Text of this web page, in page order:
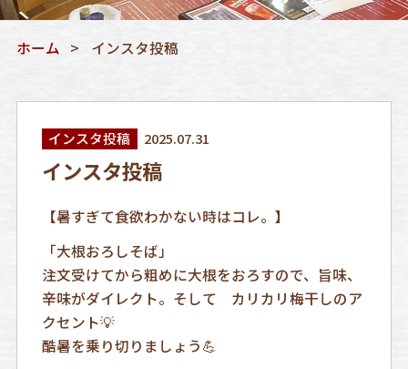
ホーム インスタ投稿
インスタ投稿 2025.07.31
インスタ投稿
【暑すぎて食欲わかない時はコレ。】
「大根おろしそば」
注文受けてから粗めに大根をおろすので、旨味、
辛味がダイレクト。そして カリカリ梅干しのア
クセント💡
酷暑を乗り切りましょう💪